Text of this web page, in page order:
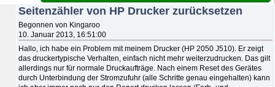
Seitenzähler von HP Drucker zurücksetzen
Begonnen von Kingaroo
10. Januar 2013, 16:51:00
Hallo, ich habe ein Problem mit meinem Drucker (HP 2050 J510). Er zeigt
das druckertypische Verhalten, einfach nicht mehr weiterzudrucken. Das gilt
allerdings nur für normale Druckaufträge. Nach einem Reset des Gerätes
durch Unterbindung der Stromzufuhr (alle Schritte genau eingehalten) kann